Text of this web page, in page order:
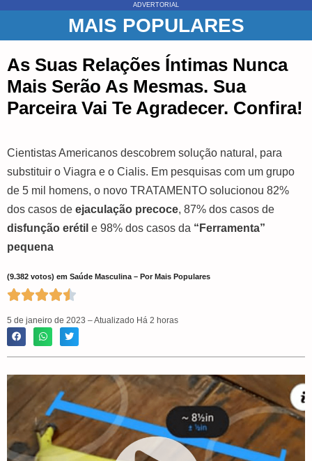
ADVERTORIAL
MAIS POPULARES
As Suas Relações Íntimas Nunca
Mais Serão As Mesmas. Sua
Parceira Vai Te Agradecer. Confira!
Cientistas Americanos descobrem solução natural, para
substituir o Viagra e o Cialis. Em pesquisas com um grupo
de 5 mil homens, o novo TRATAMENTO solucionou 82%
dos casos de ejaculação precoce, 87% dos casos de
disfunção erétil e 98% dos casos da “Ferramenta”
pequena
(9.382 votos) em Saúde Masculina – Por Mais Populares

5 de janeiro de 2023 – Atualizado Há 2 horas